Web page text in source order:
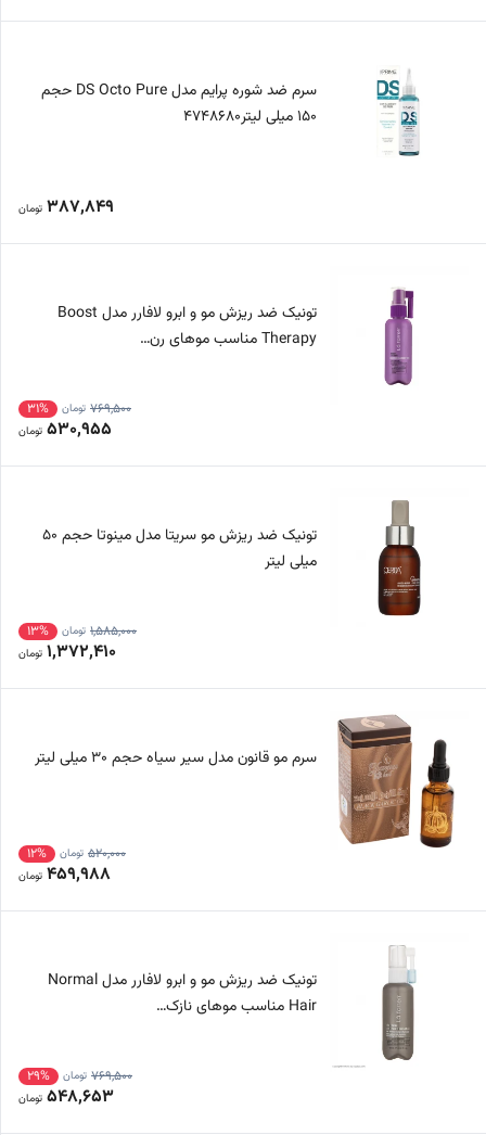
سرم ضد شوره پرایم مدل DS Octo Pure حجم
150 میلی لیتر4748680
387,849 تومان
تونیک ضد ریزش مو و ابرو لافارر مدل Boost
Therapy مناسب موهای رن…
769,500 تومان 31%
530,955 تومان
تونیک ضد ریزش مو سریتا مدل مینوتا حجم 50
میلی لیتر
1,585,000 تومان 13%
1,372,410 تومان
سرم مو قانون مدل سیر سیاه حجم 30 میلی لیتر
520,000 تومان 12%
459,988 تومان
تونیک ضد ریزش مو و ابرو لافارر مدل Normal
Hair مناسب موهای نازک…
769,500 تومان 29%
548,653 تومان